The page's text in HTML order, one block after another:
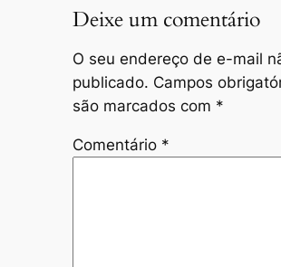
Deixe um comentário
O seu endereço de e-mail
publicado. Campos
são marcados com *
Comentário *